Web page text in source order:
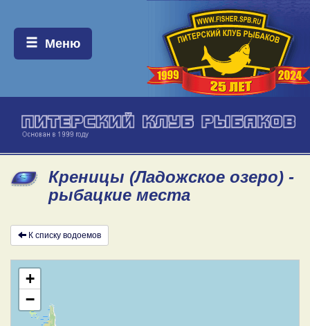
Меню:
Меню
Креницы (Ладожское озеро) -
рыбацкие места
К списку водоемов
+
−